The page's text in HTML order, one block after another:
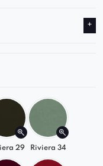
29 Riviera 34